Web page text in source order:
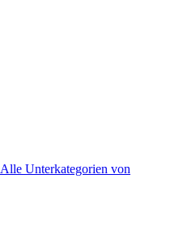
Alle Unterkategorien von